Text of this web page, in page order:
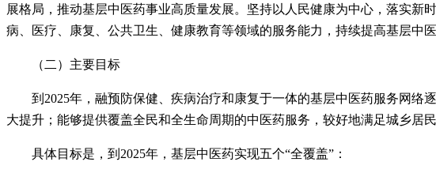
展格局，推动基层中医药事业高质量发展。坚持以人民健康为中心，落实
病、医疗、康复、公共卫生、健康教育等领域的服务能力，持续提高基层中
（ 二）主要目标
到2025年，融预防保健、疾病治疗和康复于一体的基层中医药服务网络
大提升；能够提供覆盖全民和全生命周期的中医药服务，较好地满足城乡居
具体目标是，到2025年，基层中医药实现五个“全覆盖”：